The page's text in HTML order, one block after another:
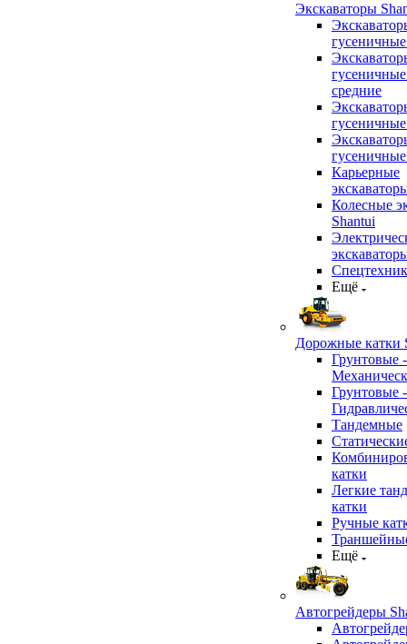
Экскаваторы
средние
Карьерные
Колесные
Shantui
Ещё
Дорожные катки
Грунтовые -
Грунтовые -
Тандемные
катки
Легкие
катки
Ручные
Ещё
Автогрейдеры